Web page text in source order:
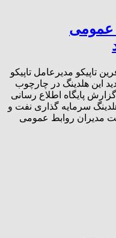
عمومی
۱۰ گانه تحول‌آفرین تاپیکو مدیرعامل تاپیکو
جدید این هلدینگ در چارچوب
پایگاه اطلاع رسانی
سرمایه‌ گذاری نفت و
مدیران روابط عمومی